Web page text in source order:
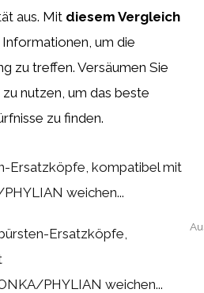
aus. Mit diesem Vergleich
um die
zu treffen. Versäumen Sie
zu nutzen, um das beste
zu finden.
Ersatzköpfe, kompatibel mit
weichen...
Ersatzköpfe,
PHYLIAN weichen...